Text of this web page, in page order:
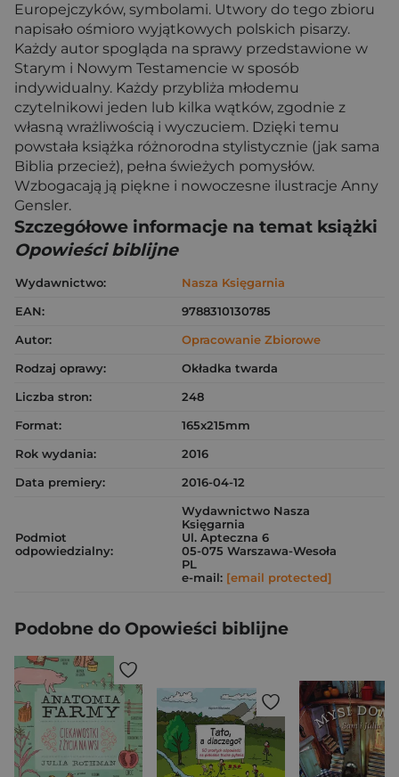
Europejczyków, symbolami. Utwory do tego zbioru
napisało ośmioro wyjątkowych polskich pisarzy.
Każdy autor spogląda na sprawy przedstawione w
Starym i Nowym Testamencie w sposób
indywidualny. Każdy przybliża młodemu
czytelnikowi jeden lub kilka wątków, zgodnie z
własną wrażliwością i wyczuciem. Dzięki temu
powstała książka różnorodna stylistycznie (jak sama
Biblia przecież), pełna świeżych pomysłów.
Wzbogacają ją piękne i nowoczesne ilustracje Anny
Gensler.
Szczegółowe informacje na temat książki
Opowieści biblijne
Wydawnictwo:
Nasza Księgarnia
EAN:
9788310130785
Autor:
Opracowanie Zbiorowe
Rodzaj oprawy:
Okładka twarda
Liczba stron:
248
Format:
165x215mm
Rok wydania:
2016
Data premiery:
2016-04-12
Podmiot
odpowiedzialny:
Wydawnictwo Nasza
Księgarnia
Ul. Apteczna 6
05-075 Warszawa-Wesoła
PL
e-mail: [email protected]
Podobne do Opowieści biblijne